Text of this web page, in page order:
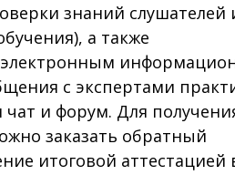
знаний слушателей
а также
электронным
с экспертами
и форум. Для
заказать обратный
итоговой аттестацией